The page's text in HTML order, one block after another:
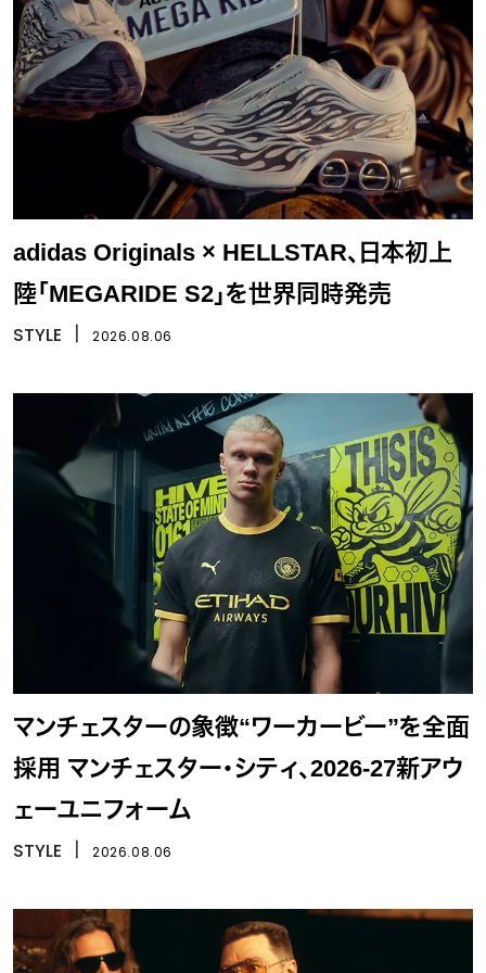
adidas Originals × HELLSTAR、日本初上
陸「MEGARIDE S2」を世界同時発売
STYLE 2026.08.06
マンチェスターの象徴“ワーカービー”を全面
採用 マンチェスター・シティ、2026-27新アウ
ェーユニフォーム
STYLE 2026.08.06